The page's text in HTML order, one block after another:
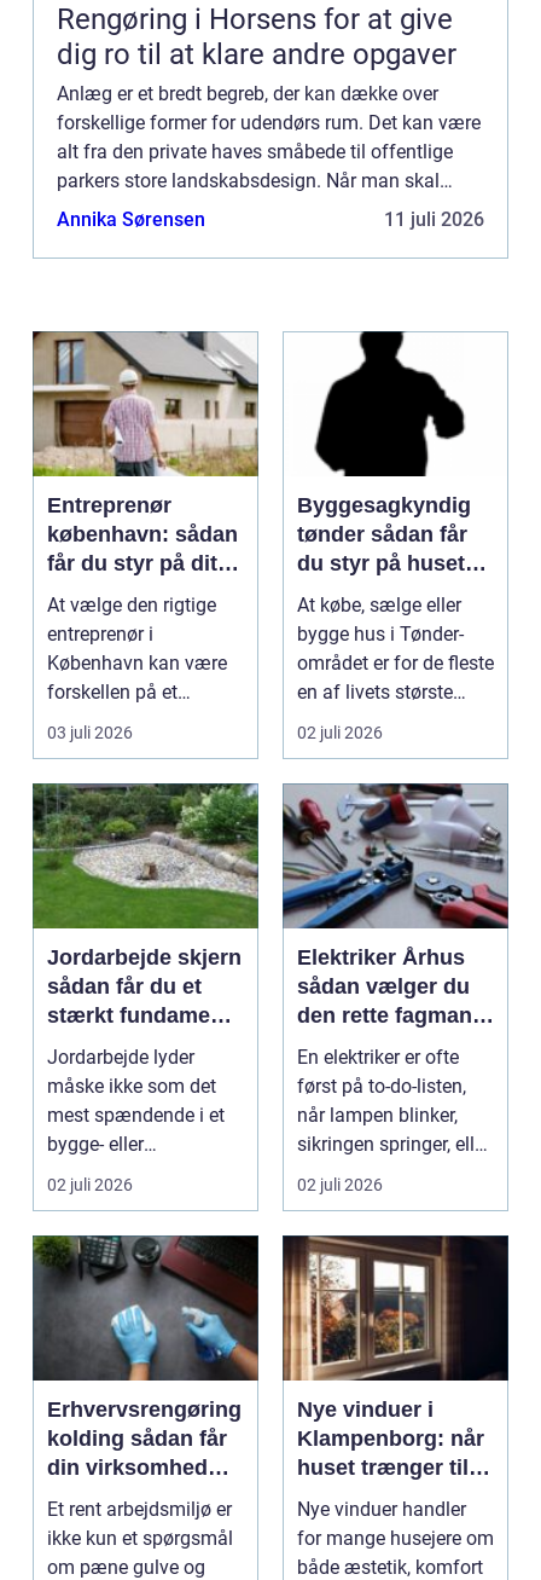
Rengøring i Horsens for at give
dig ro til at klare andre opgaver
Anlæg er et bredt begreb, der kan dække over
forskellige former for udendørs rum. Det kan være
alt fra den private haves småbede til offentlige
parkers store landskabsdesign. Når man skal
vælge et nyt anlæg, er der mange faktorer at
Annika Sørensen 11 juli 2026
Entreprenør
københavn: sådan
får du styr på dit
byggeprojekt
At vælge den rigtige
entreprenør i
København kan være
forskellen på et
byggeprojekt, der
glider, og ...
03 juli 2026
Byggesagkyndig
tønder sådan får
du styr på husets
tilstand
At købe, sælge eller
bygge hus i Tønder-
området er for de fleste
en af livets største
beslutninger. ...
02 juli 2026
Jordarbejde skjern
sådan får du et
stærkt fundament
til dit projekt
Jordarbejde lyder
måske ikke som det
mest spændende i et
bygge- eller
haveprojekt, men hele
resultat...
02 juli 2026
Elektriker Århus
sådan vælger du
den rette fagmand
til opgaven
En elektriker er ofte
først på to-do-listen,
når lampen blinker,
sikringen springer, eller
du skal h...
02 juli 2026
Erhvervsrengøring
kolding sådan får
din virksomhed
mere end bare
rene lokaler
Et rent arbejdsmiljø er
ikke kun et spørgsmål
om pæne gulve og
Nye vinduer i
Klampenborg: når
huset trænger til
renovering
Nye vinduer handler
for mange husejere om
både æstetik, komfort